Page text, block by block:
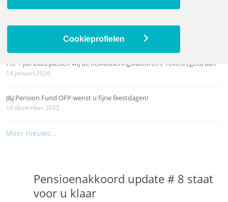
Uw jaaropgave staat voor u klaar
Per 1 juli 2026 passen wij de flexibiliseringsfactoren (=rekenregels) aan
14 januari 2026
J&J Pension Fund OFP wenst u fijne feestdagen!
18 december 2025
Meer nieuws...
Pensioenakkoord update # 8 staat
voor u klaar
Cookieprofielen